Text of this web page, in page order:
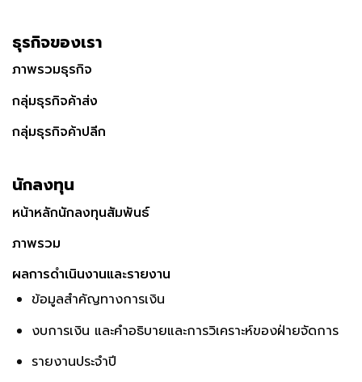
ธุรกิจของเรา
ภาพรวมธุรกิจ
กลุ่มธุรกิจค้าส่ง
กลุ่มธุรกิจค้าปลีก
นักลงทุน
หน้าหลักนักลงทุนสัมพันธ์
ภาพรวม
ผลการดำเนินงานและรายงาน
ข้อมูลสำคัญทางการเงิน
งบการเงิน และคำอธิบายและการวิเคราะห์ของฝ่ายจัดการ
รายงานประจำปี